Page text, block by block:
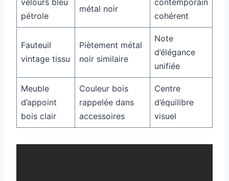
velours bleu
pétrole
métal noir
contemporain
cohérent
Fauteuil
vintage tissu
Piètement métal
noir similaire
Note
d’élégance
unifiée
Meuble
d’appoint
bois clair
Couleur bois
rappelée dans
accessoires
Centre
d’équilibre
visuel